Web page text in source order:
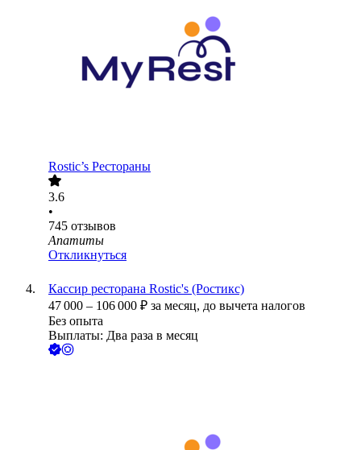
Rostic’s Рестораны
3.6
•
745 отзывов
Апатиты
Откликнуться
Кассир ресторана Rostic's (Ростикс)
47 000 – 106 000 ₽ за месяц, до вычета налогов
Без опыта
Выплаты: Два раза в месяц